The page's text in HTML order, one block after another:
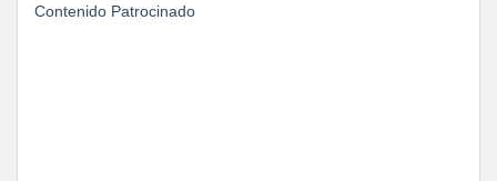
Contenido Patrocinado